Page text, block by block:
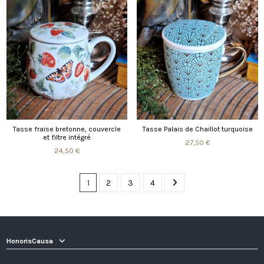
Tasse fraise bretonne, couvercle
et filtre intégré
24,50 €
Tasse Palais de Chaillot turquoise
27,50 €
1 2 3 4
HonorisCausa